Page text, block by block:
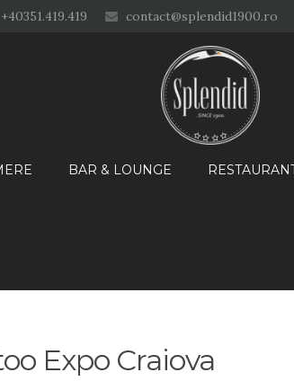
+40351.419.419 contact@splendid1900.ro
BAR & LOUNGE
Expo Craiova